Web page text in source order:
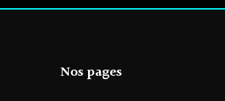
Nos pages